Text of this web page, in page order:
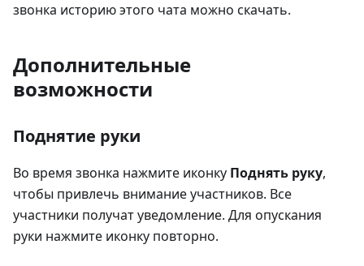
звонка историю этого чата можно скачать.
Дополнительные
возможности
Поднятие руки
Во время звонка нажмите иконку Поднять руку,
чтобы привлечь внимание участников. Все
участники получат уведомление. Для опускания
руки нажмите иконку повторно.